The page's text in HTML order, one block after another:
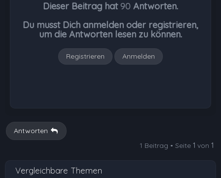
Dieser Beitrag hat90 Antworten.
Du musst Dich anmelden oder registrieren,
um die Antworten lesen zu können.
Registrieren Anmelden
Antworten
1 Beitrag • Seite 1 von 1
Vergleichbare Themen